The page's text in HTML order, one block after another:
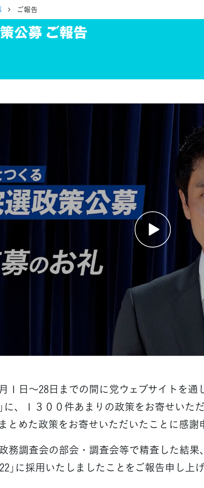
ご報告
公募 ご報告
１日～28日までの間に党ウェブサイトを通
に、１３００件あまりの政策をお寄せいた
とめた政策をお寄せいただいたことに感謝
務調査会の部会・調査会等で精査した結果
」に採用いたしましたことをご報告申し上げ